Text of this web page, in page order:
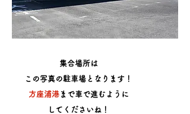
集合場所は
この写真の駐車場となります！
方座浦港まで車で進むように
​してくださいね！